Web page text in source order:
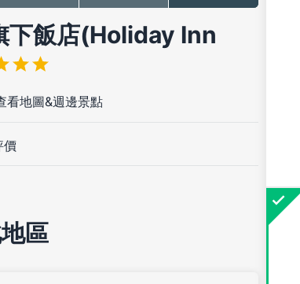
下飯店(Holiday Inn
看地圖&週邊景點
價
區